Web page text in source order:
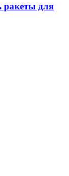
ракеты для